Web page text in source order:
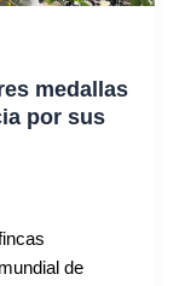
medallas
por sus
de